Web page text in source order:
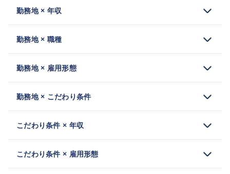
勤務地 × 年収
勤務地 × 職種
勤務地 × 雇用形態
勤務地 × こだわり条件
こだわり条件 × 年収
こだわり条件 × 雇用形態